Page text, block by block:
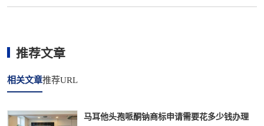
推荐文章
相关文章推荐URL
马耳他头孢哌酮钠商标申请需要花多少钱办理